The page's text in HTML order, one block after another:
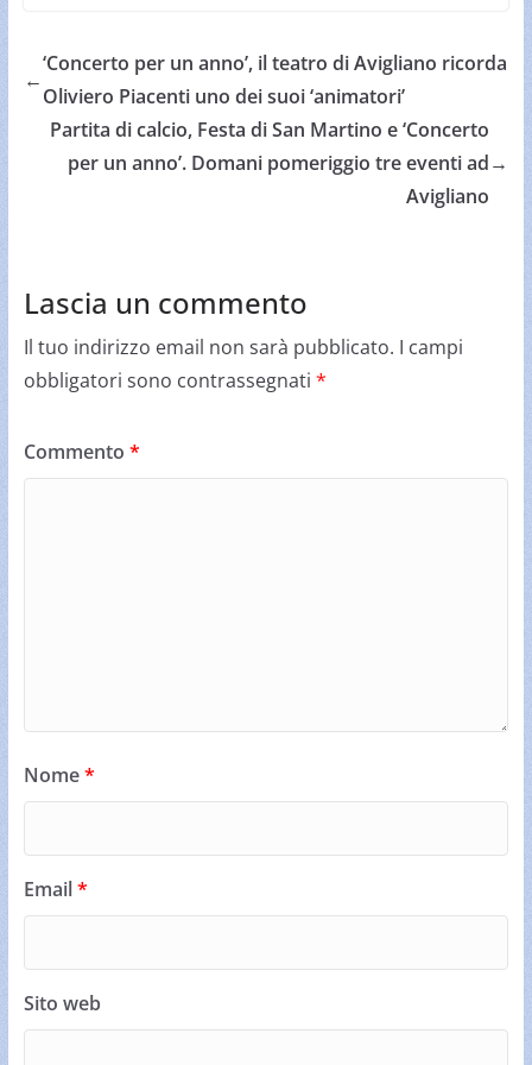
←
‘Concerto per un anno’, il teatro di Avigliano ricorda
Oliviero Piacenti uno dei suoi ‘animatori’
Partita di calcio, Festa di San Martino e ‘Concerto
per un anno’. Domani pomeriggio tre eventi ad
Avigliano
→
Lascia un commento
Il tuo indirizzo email non sarà pubblicato. I campi
obbligatori sono contrassegnati *
Commento *
Nome*
Email*
Sito web